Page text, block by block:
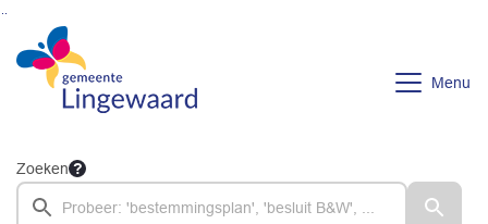
Ga naar de inhoud van deze pagina
Ga naar het zoeken
Ga naar het menu
Menu
Zoeken